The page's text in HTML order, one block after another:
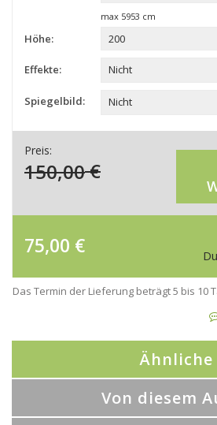
max 5953 cm
Höhe:
Effekte: Nicht
Spiegelbild: Nicht
Preis:
150,00€
75,00 €
Das Termin der Lieferung beträgt 5 bis 10
Ähnliche
Von diesem